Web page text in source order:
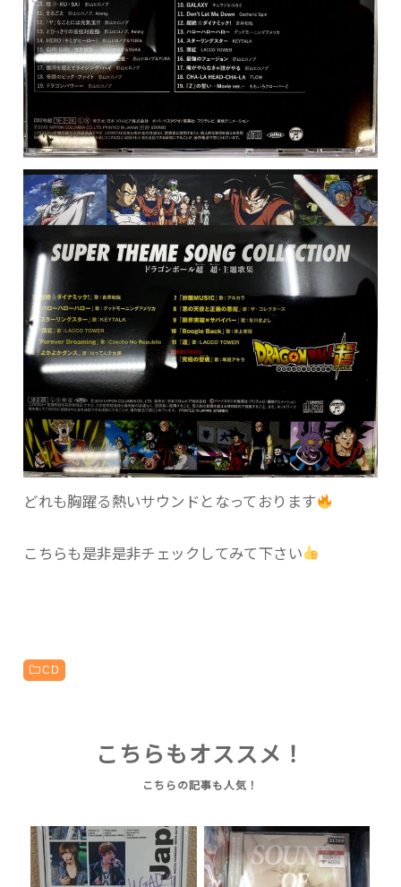
どれも胸躍る熱いサウンドとなっております
こちらも是非是非チェックしてみて下さい
CD
こちらもオススメ！